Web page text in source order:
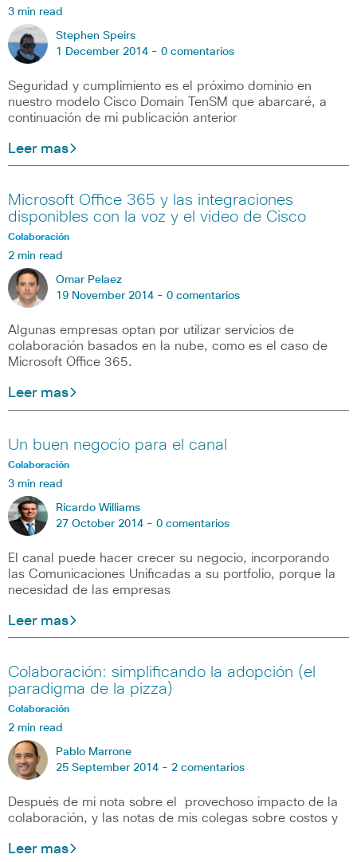
3 min read
Stephen Speirs
1 December 2014 - 0 comentarios
Seguridad y cumplimiento es el próximo dominio en
nuestro modelo Cisco Domain TenSM que abarcaré, a
continuación de mi publicación anterior
Leer mas
Microsoft Office 365 y las integraciones
disponibles con la voz y el video de Cisco
Colaboración
2 min read
Omar Pelaez
19 November 2014 - 0 comentarios
Algunas empresas optan por utilizar servicios de
colaboración basados en la nube, como es el caso de
Microsoft Office 365.
Leer mas
Un buen negocio para el canal
Colaboración
3 min read
Ricardo Williams
27 October 2014 - 0 comentarios
El canal puede hacer crecer su negocio, incorporando
las Comunicaciones Unificadas a su portfolio, porque la
necesidad de las empresas
Leer mas
Colaboración: simplificando la adopción (el
paradigma de la pizza)
Colaboración
2 min read
Pablo Marrone
25 September 2014 - 2 comentarios
Después de mi nota sobre el provechoso impacto de la
colaboración, y las notas de mis colegas sobre costos y
Leer mas